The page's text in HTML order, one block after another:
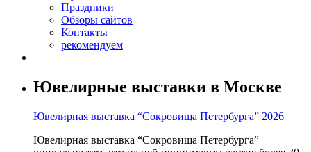
Праздники
Обзоры сайтов
Контакты
рекомендуем
Ювелирные выставки в Москве
Ювелирная выставка “Сокровища Петербурга” 2026
Ювелирная выставка “Сокровища Петербурга”